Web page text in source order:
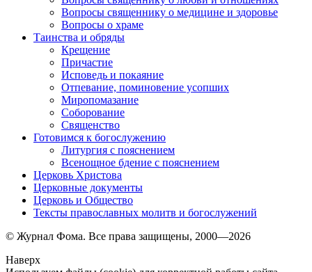
Вопросы священнику о медицине и здоровье
Вопросы о храме
Таинства и обряды
Крещение
Причастие
Исповедь и покаяние
Отпевание, поминовение усопших
Миропомазание
Соборование
Священство
Готовимся к богослужению
Литургия с пояснением
Всенощное бдение с пояснением
Церковь Христова
Церковные документы
Церковь и Общество
Тексты православных молитв и богослужений
© Журнал Фома. Все права защищены, 2000—2026
Наверх